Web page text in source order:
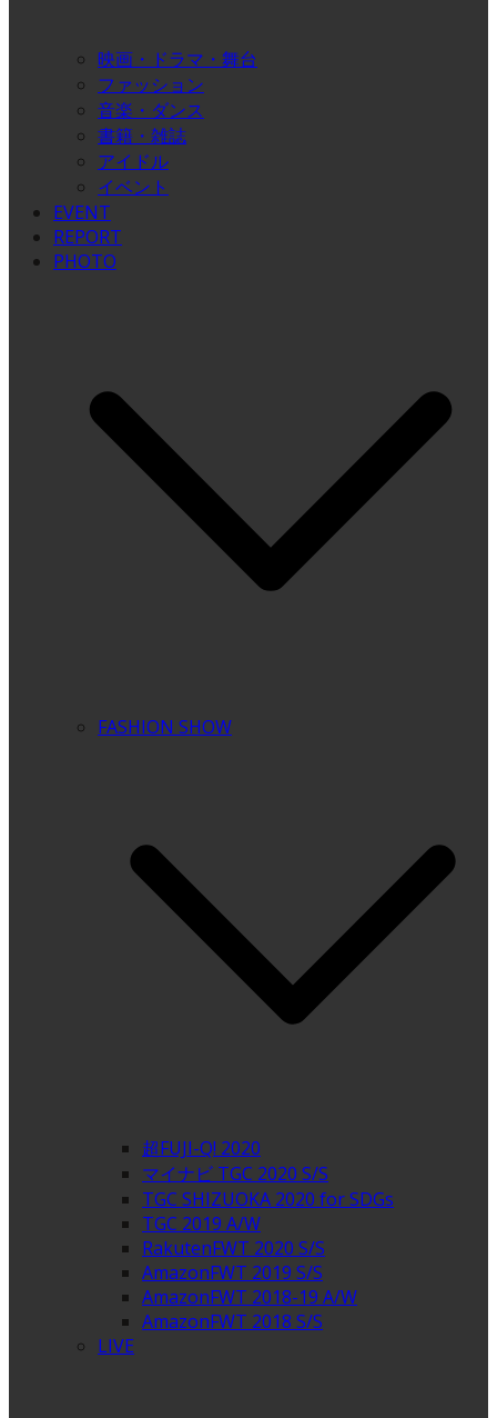
映画・ドラマ・舞台
ファッション
音楽・ダンス
書籍・雑誌
アイドル
イベント
EVENT
REPORT
PHOTO
FASHION SHOW
超FUJI-Q! 2020
マイナビ TGC 2020 S/S
TGC SHIZUOKA 2020 for SDGs
TGC 2019 A/W
RakutenFWT 2020 S/S
AmazonFWT 2019 S/S
AmazonFWT 2018-19 A/W
AmazonFWT 2018 S/S
LIVE